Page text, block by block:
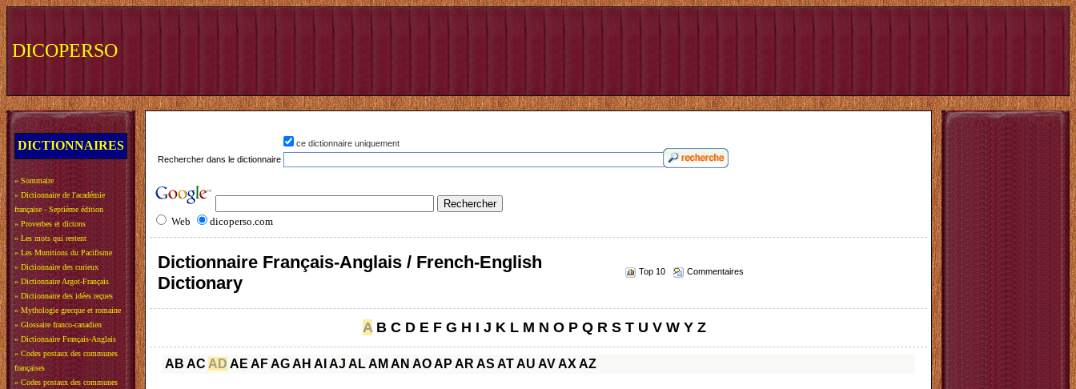
DICOPERSO
DICTIONNAIRES
» Sommaire
» Dictionnaire de l'académie
française - Septième édition
» Proverbes et dictons
» Les mots qui restent
» Les Munitions du Pacifisme
» Dictionnaire des curieux
» Dictionnaire Argot-Français
» Dictionnaire des idées reçues
» Mythologie grecque et romaine
» Glossaire franco-canadien
» Dictionnaire Français-Anglais
» Codes postaux des communes
françaises
» Codes postaux des communes
ce dictionnaire uniquement
Rechercher dans le dictionnaire
Web dicoperso.com
Dictionnaire Français-Anglais / French-English
Dictionary
Top 10 Commentaires
A B C D E F G H I J K L M N O P Q R S T U V W Y Z
AB AC AD AE AFAGAH AI AJ ALAM AN AOAP AR AS ATAU AVAX AZ